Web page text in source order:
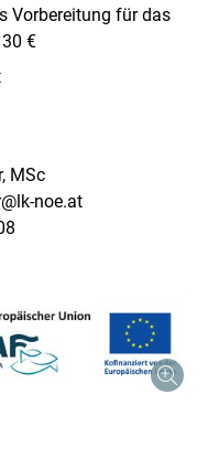
Vorbereitung für das
€
MSc
noe.at